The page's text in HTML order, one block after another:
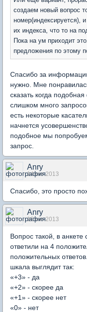
создаем новый вопрос
номер(индексируется),
их индекса, что то на
Пока на ум приходит
предложения по этому
Спасибо за
нужно. Мне
сказать когда
слишком много
есть некоторые
начнется
подобное мы
запрос.
Anry
14 окт 2013
Спасибо, это просто
Anry
16 окт 2013
Вопрос такой, в анкете
ответили на 4
положительных
шкала выглядит так:
«+3» - да
«+2» - скорее да
«+1» - скорее нет
«0» - нет